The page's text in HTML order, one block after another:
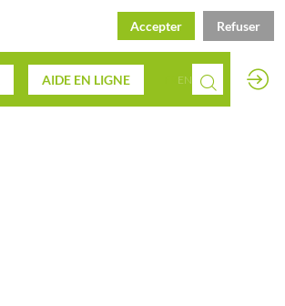
AIDE EN LIGNE EN
Accepter Refuser